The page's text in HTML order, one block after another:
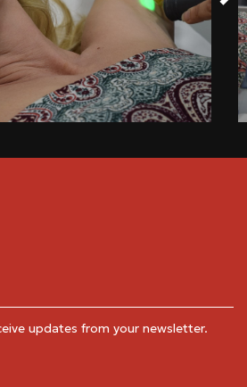
updates from your newsletter.